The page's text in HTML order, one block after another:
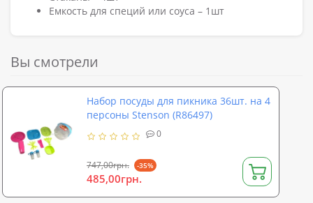
Емкость для специй или соуса – 1шт
Вы смотрели
Набор посуды для пикника 36шт. на 4
персоны Stenson (R86497)
0
747,00грн. -35%
485,00грн.